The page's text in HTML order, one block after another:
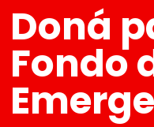
Doná
Fondo